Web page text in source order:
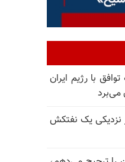
با رژیم ایران
می‌برد
نزدیکی یک نفتکش